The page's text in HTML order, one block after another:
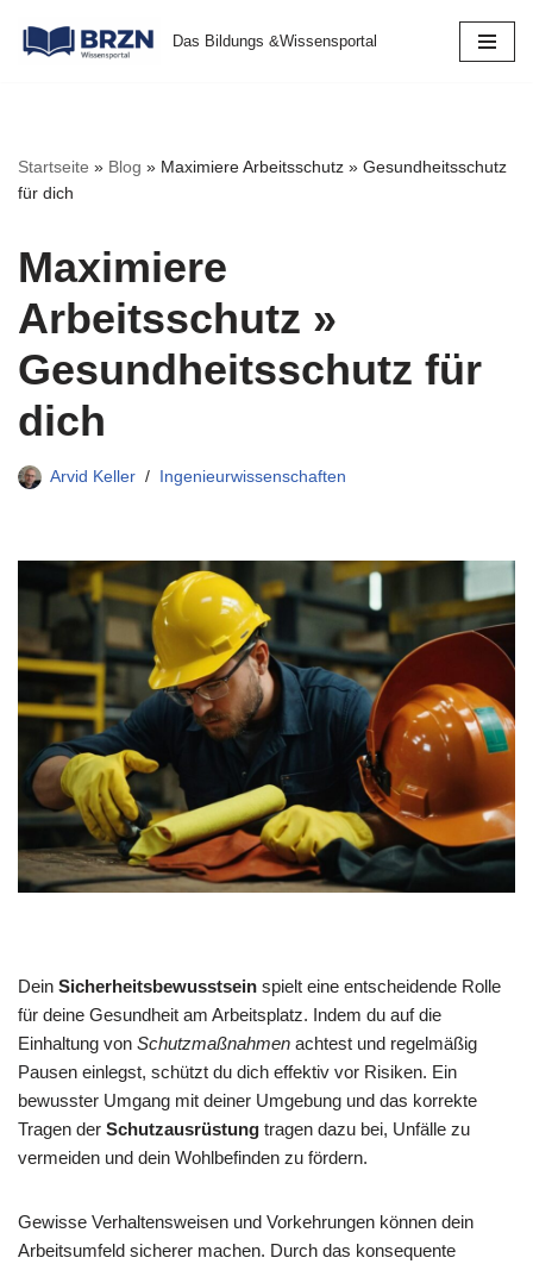
Zum
Das Bildungs &Wissensportal
Startseite » Blog » Maximiere Arbeitsschutz » Gesundheitsschutz
für dich
Maximiere
Arbeitsschutz »
Gesundheitsschutz für
dich
Arvid Keller Ingenieurwissenschaften
Dein Sicherheitsbewusstsein spielt eine entscheidende Rolle
für deine Gesundheit am Arbeitsplatz. Indem du auf die
Einhaltung von Schutzmaßnahmen achtest und regelmäßig
Pausen einlegst, schützt du dich effektiv vor Risiken. Ein
bewusster Umgang mit deiner Umgebung und das korrekte
Tragen der Schutzausrüstung tragen dazu bei, Unfälle zu
vermeiden und dein Wohlbefinden zu fördern.
Gewisse Verhaltensweisen und Vorkehrungen können dein
Arbeitsumfeld sicherer machen. Durch das konsequente